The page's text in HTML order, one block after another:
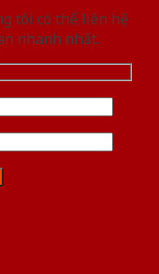
tôi có thể liên hệ
nhanh nhất.